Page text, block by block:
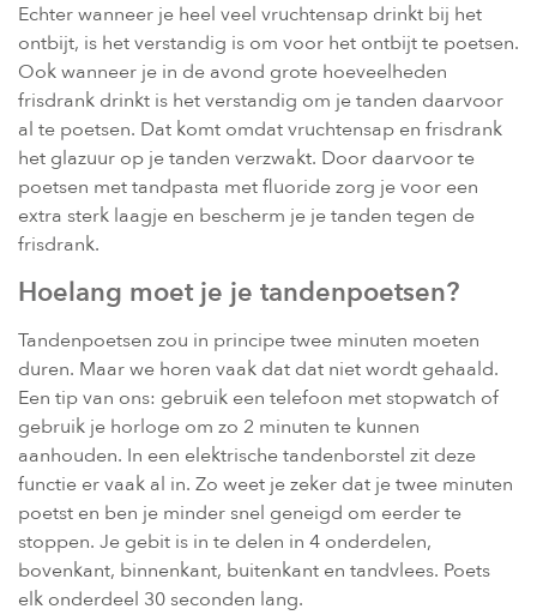
Echter wanneer je heel veel vruchtensap drinkt bij het
ontbijt, is het verstandig is om voor het ontbijt te poetsen.
Ook wanneer je in de avond grote hoeveelheden
frisdrank drinkt is het verstandig om je tanden daarvoor
al te poetsen. Dat komt omdat vruchtensap en frisdrank
het glazuur op je tanden verzwakt. Door daarvoor te
poetsen met tandpasta met fluoride zorg je voor een
extra sterk laagje en bescherm je je tanden tegen de
frisdrank.
Hoelang moet je je tandenpoetsen?
Tandenpoetsen zou in principe twee minuten moeten
duren. Maar we horen vaak dat dat niet wordt gehaald.
Een tip van ons: gebruik een telefoon met stopwatch of
gebruik je horloge om zo 2 minuten te kunnen
aanhouden. In een elektrische tandenborstel zit deze
functie er vaak al in. Zo weet je zeker dat je twee minuten
poetst en ben je minder snel geneigd om eerder te
stoppen. Je gebit is in te delen in 4 onderdelen,
bovenkant, binnenkant, buitenkant en tandvlees. Poets
elk onderdeel 30 seconden lang.